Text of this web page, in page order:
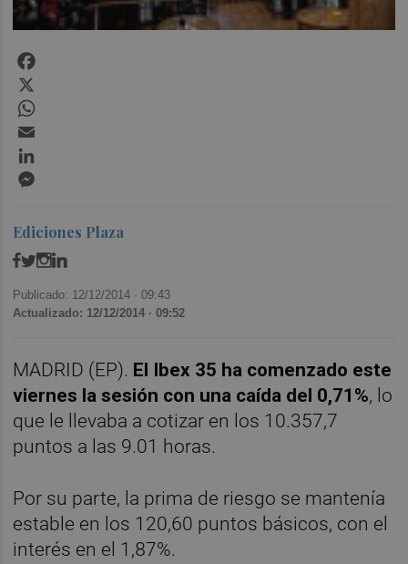
Ediciones Plaza
Publicado: 12/12/2014 ·09:43
Actualizado: 12/12/2014 · 09:52
MADRID (EP). El Ibex 35 ha comenzado este
viernes la sesión con una caída del 0,71%, lo
que le llevaba a cotizar en los 10.357,7
puntos a las 9.01 horas.
Por su parte, la prima de riesgo se mantenía
estable en los 120,60 puntos básicos, con el
interés en el 1,87%.